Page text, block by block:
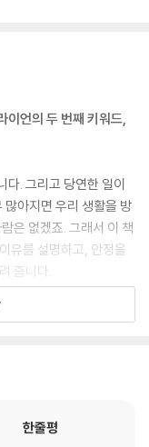
이언의 두 번째 키워드,
다. 그리고 당연한 일이
많아지면 우리 생활을 방
은 없겠죠. 그래서 이 책
유를 설명하고, 안정을
줍니다.
아이들을 위한 책 《동
기술을 소개합니다.
한줄평